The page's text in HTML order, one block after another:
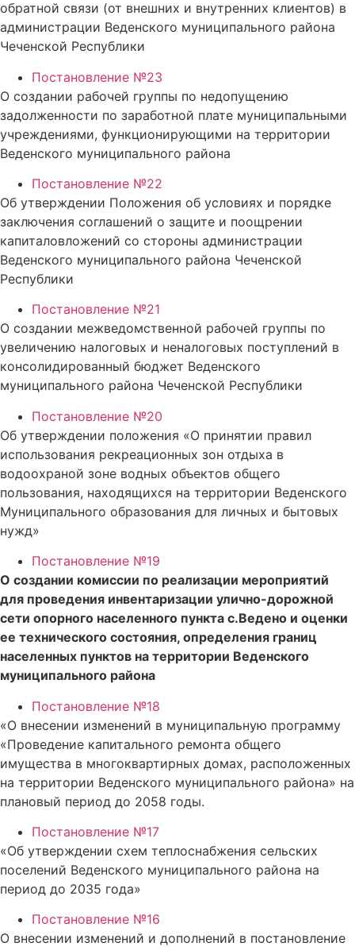
обратной связи (от внешних и внутренних клиентов) в
администрации Веденского муниципального района
Чеченской Республики
Постановление №23
О создании рабочей группы по недопущению
задолженности по заработной плате муниципальными
учреждениями, функционирующими на территории
Веденского муниципального района
Постановление №22
Об утверждении Положения об условиях и порядке
заключения соглашений о защите и поощрении
капиталовложений со стороны администрации
Веденского муниципального района Чеченской
Республики
Постановление №21
О создании межведомственной рабочей группы по
увеличению налоговых и неналоговых поступлений в
консолидированный бюджет Веденского
муниципального района Чеченской Республики
Постановление №20
Об утверждении положения «О принятии правил
использования рекреационных зон отдыха в
водоохраной зоне водных объектов общего
пользования, находящихся на территории Веденского
Муниципального образования для личных и бытовых
нужд»
Постановление №19
О создании комиссии по реализации мероприятий
для проведения инвентаризации улично-дорожной
сети опорного населенного пункта с.Ведено и оценки
ее технического состояния, определения границ
населенных пунктов на территории Веденского
муниципального района
Постановление №18
«О внесении изменений в муниципальную программу
«Проведение капитального ремонта общего
имущества в многоквартирных домах, расположенных
на территории Веденского муниципального района» на
плановый период до 2058 годы.
Постановление №17
«Об утверждении схем теплоснабжения сельских
поселений Веденского муниципального района на
период до 2035 года»
Постановление №16
О внесении изменений и дополнений в постановление